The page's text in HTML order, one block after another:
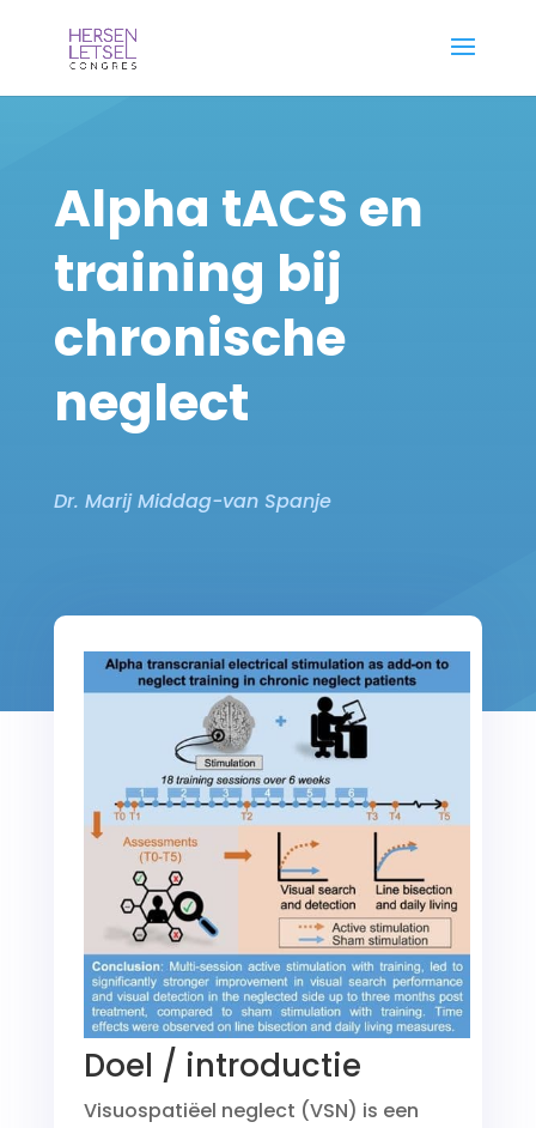
Alpha tACS en
training bij
chronische
neglect
Dr. Marij Middag-van Spanje
Doel / introductie
Visuospatiëel neglect (VSN) is een